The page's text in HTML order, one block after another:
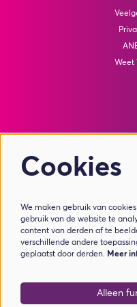
Weet
Meld je aan
Cookies
We maken gebruik van
gebruik van de website te
content van derden af te
verschillende andere
geplaatst door derden. Meer
Alleen